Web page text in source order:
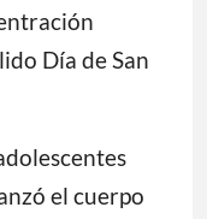
Día de San
el cuerpo